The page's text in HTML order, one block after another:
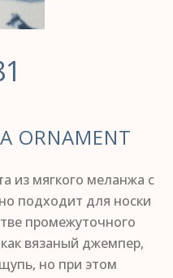
из мягкого меланжа с
подходит для носки
промежуточного
вязаный джемпер,
но при этом